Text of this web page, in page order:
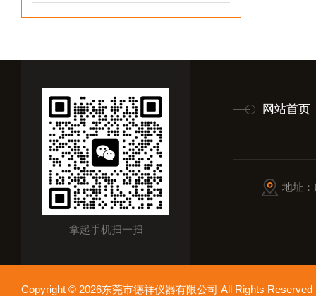
拿起手机扫一扫
网站首页
地址
Copyright © 2026东莞市德祥仪器有限公司 All Rights